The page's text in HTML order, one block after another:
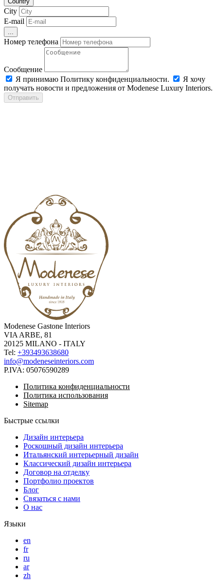
City
E-mail
Номер телефона
Сообщение
Я принимаю Политику конфиденциальности.
Я хочу
получать новости и предложения от Modenese Luxury Interiors.
Отправить
Modenese Gastone Interiors
VIA ARBE, 81
20125 MILANO - ITALY
Tel: +393493638680
info@modeneseinteriors.com
P.IVA: 05076590289
Политика конфиденциальности
Политика использования
Sitemap
Быстрые ссылки
Дизайн интерьера
Роскошный дизайн интерьера
Итальянский интерьерный дизайн
Классический дизайн интерьера
Договор на отделку
Портфолио проектов
Блог
Связаться с нами
О нас
Языки
en
fr
ru
ar
zh